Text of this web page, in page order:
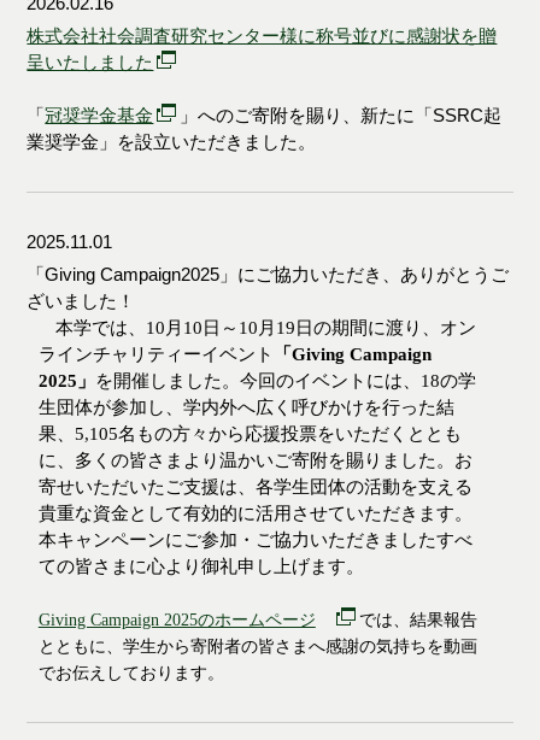
株式会社社会調査研究センター様に称号並びに感謝状を贈
呈いたしました
「冠奨学金基金
」へのご寄附を賜り、新たに「SSRC起
業奨学金」を設立いただきました。
2025.11.01
「Giving Campaign2025」にご協力いただき、ありがとうご
ざいました！
本学では、 10 月 10 日～ 10 月 19 日の期間に渡り、オン
ラインチャリティーイベント
「 Giving Campaign
2025 」 を開催しました。 今回のイベントには、 18の学
生団体が参加し、学内外へ広く呼びかけを行った結
果、 5,105名もの方々から応援投票をいただくととも
に、多くの皆さまより温かいご寄附を賜りました。お
寄せいただいたご支援は、各学生団体の活動を支える
貴重な資金として有効的に活用させていただきます。
本キャンペーンにご参加・ご協力いただきましたすべ
ての皆さまに心より御礼申し上げます。
Giving Campaign 2025のホームページ
では、結果報告
とともに、学生から寄附者の皆さまへ感謝の気持ちを動画
でお伝えしております。